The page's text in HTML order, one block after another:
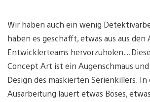
Wir haben auch ein wenig
haben es geschafft, etwas aus aus den
Entwicklerteams
Concept Art ist ein Augenschmaus
Design des maskierten Serienkillers. In
Ausarbeitung lauert etwas Böses,